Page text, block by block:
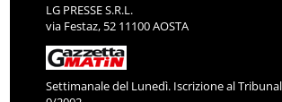
LG PRESSE S.R.L.
via Festaz, 52 11100 AOSTA
Settimanale del Lunedì. Iscrizione al